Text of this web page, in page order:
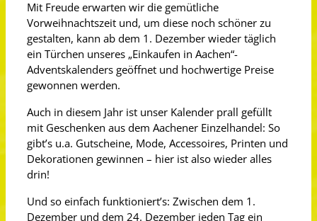
Mit Freude erwarten wir die gemütliche
Vorweihnachtszeit und, um diese noch schöner zu
gestalten, kann ab dem 1. Dezember wieder täglich
ein Türchen unseres „Einkaufen in Aachen“-
Adventskalenders geöffnet und hochwertige Preise
gewonnen werden.
Auch in diesem Jahr ist unser Kalender prall gefüllt
mit Geschenken aus dem Aachener Einzelhandel: So
gibt’s u.a. Gutscheine, Mode, Accessoires, Printen und
Dekorationen gewinnen – hier ist also wieder alles
drin!
Und so einfach funktioniert’s: Zwischen dem 1.
Dezember und dem 24. Dezember jeden Tag ein